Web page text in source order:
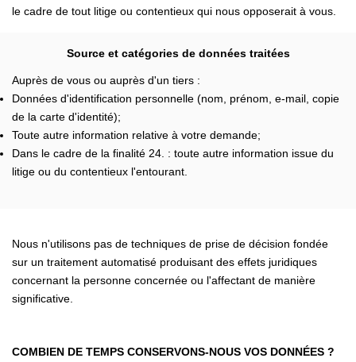
le cadre de tout litige ou contentieux qui nous opposerait à vous.
Source et catégories de données traitées
Auprès de vous ou auprès d'un tiers :
Données d'identification personnelle (nom, prénom, e-mail, copie
de la carte d'identité);
Toute autre information relative à votre demande;
Dans le cadre de la finalité 24. : toute autre information issue du
litige ou du contentieux l'entourant.
Nous n'utilisons pas de techniques de prise de décision fondée
sur un traitement automatisé produisant des effets juridiques
concernant la personne concernée ou l'affectant de manière
significative.
COMBIEN DE TEMPS CONSERVONS-NOUS VOS DONNÉES ?